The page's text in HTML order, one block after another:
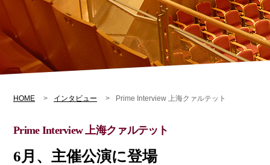
HOME インタビュー Prime Interview 上海クァルテット
Prime Interview 上海クァルテット
6月、主催公演に登場